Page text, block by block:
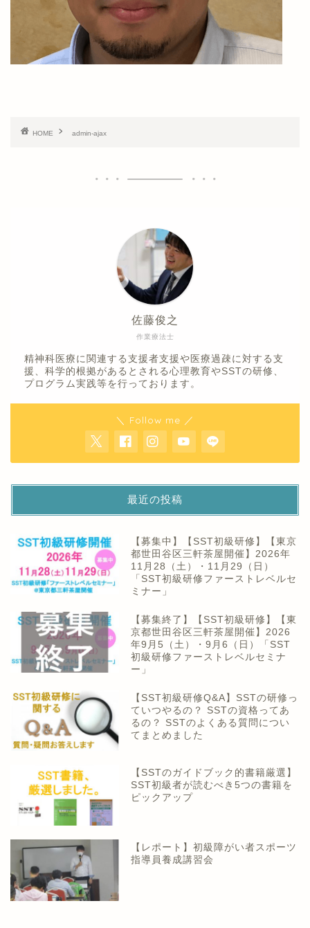
HOME admin-ajax
作業療法士
佐藤俊之
精神科医療に関連する支援者支援や医療過疎に対する支
援、科学的根拠があるとされる心理教育やSSTの研修、
プログラム実践等を行っております。
＼ Follow me ／
最近の投稿
【募集中】【SST初級研修】【東京
都世田谷区三軒茶屋開催】2026年
11月28（土）・11月29（日）
「SST初級研修ファーストレベルセ
ミナー」
【募集終了】【SST初級研修】【東
京都世田谷区三軒茶屋開催】2026
年9月5（土）・9月6（日）「SST
初級研修ファーストレベルセミナ
ー」
【SST初級研修Q&A】SSTの研修っ
ていつやるの？ SSTの資格ってあ
るの？ SSTのよくある質問につい
てまとめました
【SSTのガイドブック的書籍厳選】
SST初級者が読むべき5つの書籍を
ピックアップ
【レポート】初級障がい者スポーツ
指導員養成講習会